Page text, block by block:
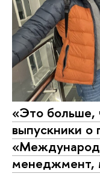
«Это больше,
выпускники о
менеджмент,